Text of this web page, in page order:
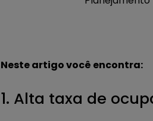
Neste artigo você encontra:
1. Alta taxa de